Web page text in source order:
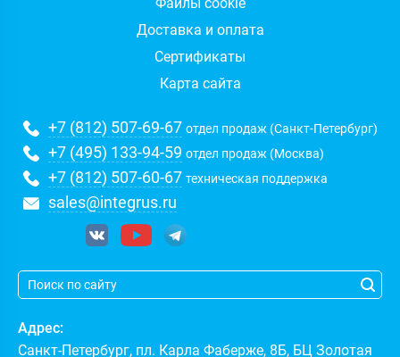
Файлы cookie
Доставка и оплата
Сертификаты
Карта сайта
+7 (812) 507-69-67 отдел продаж (Санкт-Петербург)
+7 (495) 133-94-59 отдел продаж (Москва)
+7 (812) 507-60-67 техническая поддержка
sales@integrus.ru
Адрес:
Санкт-Петербург, пл. Карла Фаберже, 8Б, БЦ Золотая